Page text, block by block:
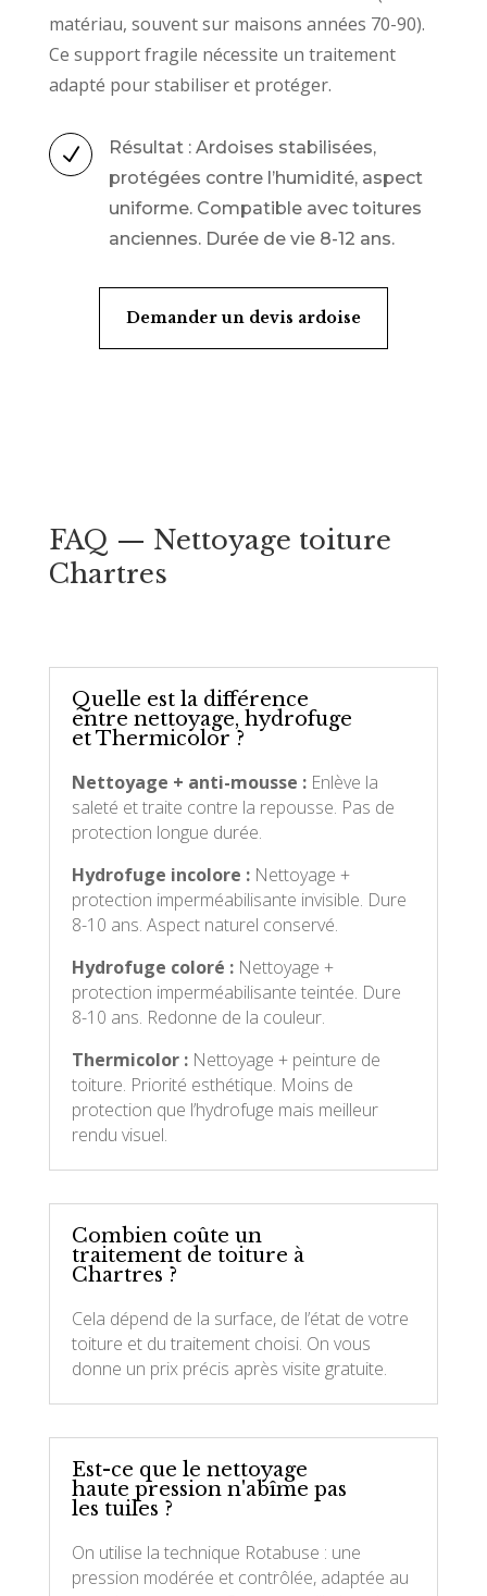
matériau, souvent sur maisons années 70-90).
Ce support fragile nécessite un traitement
adapté pour stabiliser et protéger.
N
Résultat : Ardoises stabilisées,
protégées contre l’humidité, aspect
uniforme. Compatible avec toitures
anciennes. Durée de vie 8-12 ans.
Demander un devis ardoise
FAQ — Nettoyage toiture
Chartres
Quelle est la différence
entre nettoyage, hydrofuge
et Thermicolor ?
Nettoyage + anti-mousse :Enlève la
saleté et traite contre la repousse. Pas de
protection longue durée.
Hydrofuge incolore :Nettoyage +
protection imperméabilisante invisible. Dure
8-10 ans. Aspect naturel conservé.
Hydrofuge coloré :Nettoyage +
protection imperméabilisante teintée. Dure
8-10 ans. Redonne de la couleur.
Thermicolor :Nettoyage + peinture de
toiture. Priorité esthétique. Moins de
protection que l’hydrofuge mais meilleur
rendu visuel.
Combien coûte un
traitement de toiture à
Chartres ?
Cela dépend de la surface, de l’état de votre
toiture et du traitement choisi. On vous
donne un prix précis après visite gratuite.
Est-ce que le nettoyage
haute pression n'abîme pas
les tuiles ?
On utilise la technique Rotabuse : une
pression modérée et contrôlée, adaptée au